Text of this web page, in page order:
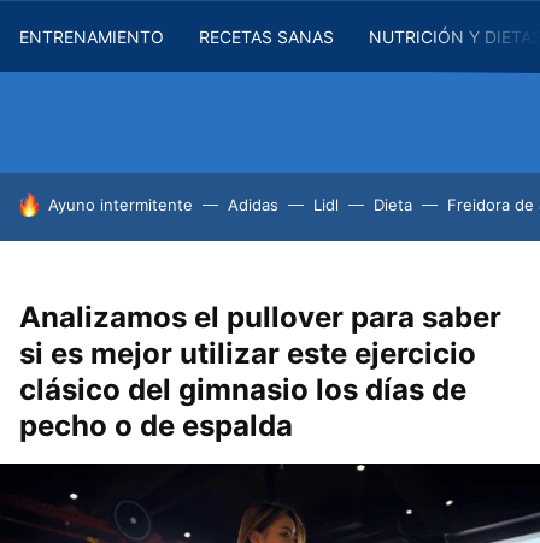
ENTRENAMIENTO RECETAS SANAS NUTRICIÓN Y
HOY SE HABLA DE
Ayuno intermitente Adidas Lidl Dieta Freidora de
Analizamos el pullover para saber
si es mejor utilizar este ejercicio
clásico del gimnasio los días de
pecho o de espalda